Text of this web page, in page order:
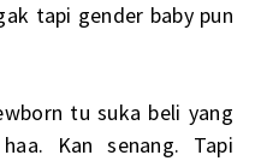
tapi gender baby pun
tu suka beli yang
Kan senang. Tapi